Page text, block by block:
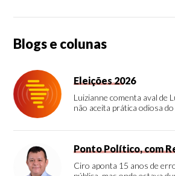
Blogs e colunas
Eleições 2026
Luizianne comenta aval de
não aceita prática odiosa
Ponto Político, com
Ciro aponta 15 anos de